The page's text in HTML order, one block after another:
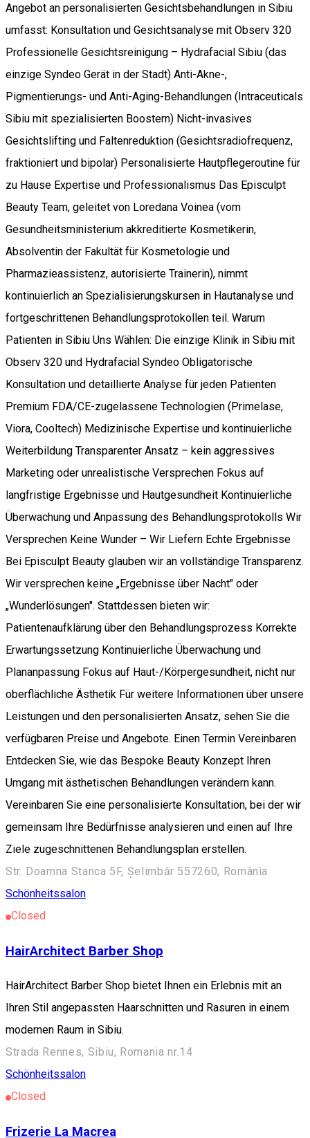
Angebot an personalisierten Gesichtsbehandlungen in Sibiu
umfasst: Konsultation und Gesichtsanalyse mit Observ 320
Professionelle Gesichtsreinigung – Hydrafacial Sibiu (das
einzige Syndeo Gerät in der Stadt) Anti-Akne-,
Pigmentierungs- und Anti-Aging-Behandlungen (Intraceuticals
Sibiu mit spezialisierten Boostern) Nicht-invasives
Gesichtslifting und Faltenreduktion (Gesichtsradiofrequenz,
fraktioniert und bipolar) Personalisierte Hautpflegeroutine für
zu Hause Expertise und Professionalismus Das Episculpt
Beauty Team, geleitet von Loredana Voinea (vom
Gesundheitsministerium akkreditierte Kosmetikerin,
Absolventin der Fakultät für Kosmetologie und
Pharmazieassistenz, autorisierte Trainerin), nimmt
kontinuierlich an Spezialisierungskursen in Hautanalyse und
fortgeschrittenen Behandlungsprotokollen teil. Warum
Patienten in Sibiu Uns Wählen: Die einzige Klinik in Sibiu mit
Observ 320 und Hydrafacial Syndeo Obligatorische
Konsultation und detaillierte Analyse für jeden Patienten
Premium FDA/CE-zugelassene Technologien (Primelase,
Viora, Cooltech) Medizinische Expertise und kontinuierliche
Weiterbildung Transparenter Ansatz – kein aggressives
Marketing oder unrealistische Versprechen Fokus auf
langfristige Ergebnisse und Hautgesundheit Kontinuierliche
Überwachung und Anpassung des Behandlungsprotokolls Wir
Versprechen Keine Wunder – Wir Liefern Echte Ergebnisse
Bei Episculpt Beauty glauben wir an vollständige Transparenz.
Wir versprechen keine „Ergebnisse über Nacht" oder
„Wunderlösungen". Stattdessen bieten wir:
Patientenaufklärung über den Behandlungsprozess Korrekte
Erwartungssetzung Kontinuierliche Überwachung und
Plananpassung Fokus auf Haut-/Körpergesundheit, nicht nur
oberflächliche Ästhetik Für weitere Informationen über unsere
Leistungen und den personalisierten Ansatz, sehen Sie die
verfügbaren Preise und Angebote. Einen Termin Vereinbaren
Entdecken Sie, wie das Bespoke Beauty Konzept Ihren
Umgang mit ästhetischen Behandlungen verändern kann.
Vereinbaren Sie eine personalisierte Konsultation, bei der wir
gemeinsam Ihre Bedürfnisse analysieren und einen auf Ihre
Ziele zugeschnittenen Behandlungsplan erstellen.
Str. Doamna Stanca 5F, Șelimbăr 557260, România
Schönheitssalon
Closed
HairArchitect Barber Shop
HairArchitect Barber Shop bietet Ihnen ein Erlebnis mit an
Ihren Stil angepassten Haarschnitten und Rasuren in einem
modernen Raum in Sibiu.
Strada Rennes, Sibiu, Romania nr.14
Schönheitssalon
Closed
Frizerie La Macrea